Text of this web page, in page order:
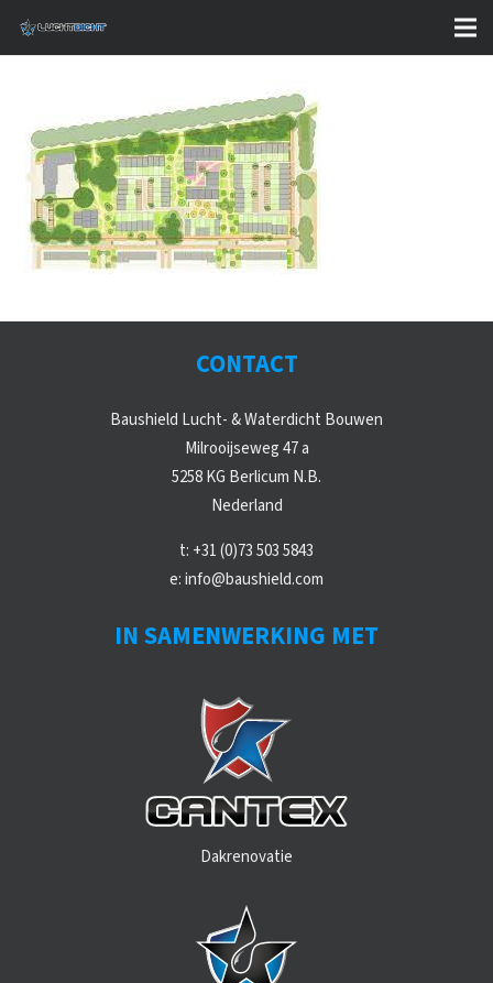
CONTACT
Baushield Lucht- & Waterdicht Bouwen
Milrooijseweg 47 a
5258 KG Berlicum N.B.
Nederland
t: +31 (0)73 503 5843
e:info@baushield.com
IN SAMENWERKING MET
Dakrenovatie